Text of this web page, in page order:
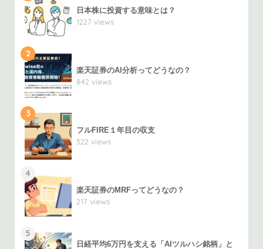
日本株に投資する意味とは？
1227 views
2
楽天証券のAI分析ってどうなの？
842 views
3
フルFIRE１年目の収支
322 views
4
楽天証券のMRFってどうなの？
217 views
5
日経平均6万円を支える「AIツルハシ銘柄」と